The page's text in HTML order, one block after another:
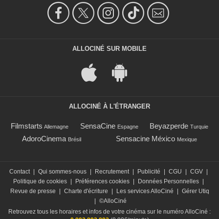
ALLOCINÉ SUR MOBILE
ALLOCINÉ À L'ÉTRANGER
Filmstarts Allemagne SensaCine Espagne Beyazperde Turquie
AdoroCinema Brésil Sensacine México Mexique
Contact Qui sommes-nous Recrutement Publicité CGU CGV
Politique de cookies
Préférences cookies Données Personnelles
Revue de presse
Charte d'écriture Les services AlloCiné
Gérer Utiq
©AlloCiné
Retrouvez tous les horaires et infos de votre cinéma sur le numéro AlloCiné :